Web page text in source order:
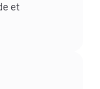
et